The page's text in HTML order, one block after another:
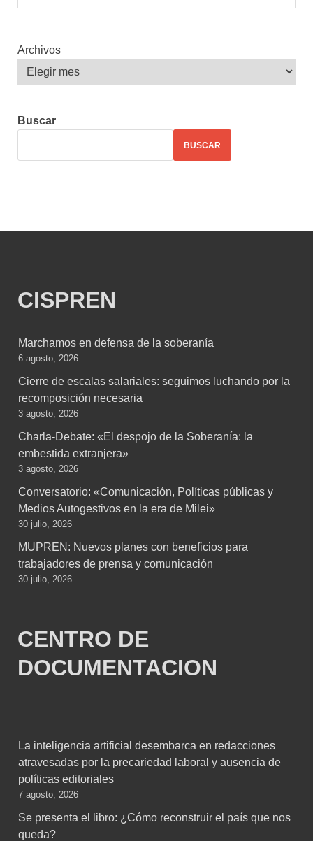
Archivos
Buscar
BUSCAR
CISPREN
Marchamos en defensa de la soberanía
6 agosto, 2026
Cierre de escalas salariales: seguimos luchando por la
recomposición necesaria
3 agosto, 2026
Charla-Debate: «El despojo de la Soberanía: la
embestida extranjera»
3 agosto, 2026
Conversatorio: «Comunicación, Políticas públicas y
Medios Autogestivos en la era de Milei»
30 julio, 2026
MUPREN: Nuevos planes con beneficios para
trabajadores de prensa y comunicación
30 julio, 2026
CENTRO DE
DOCUMENTACION
La inteligencia artificial desembarca en redacciones
atravesadas por la precariedad laboral y ausencia de
políticas editoriales
7 agosto, 2026
Se presenta el libro: ¿Cómo reconstruir el país que nos
queda?